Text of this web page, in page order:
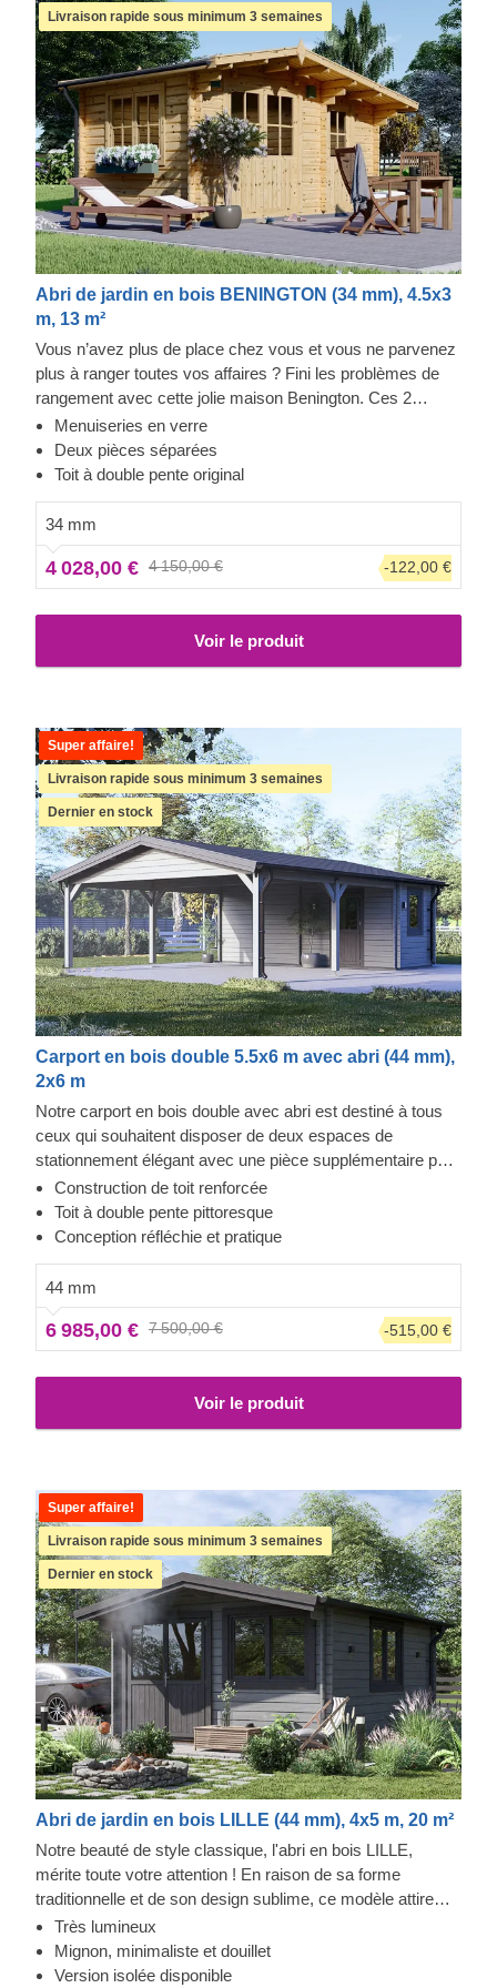
Livraison rapide sous minimum 3 semaines
Abri de jardin en bois BENINGTON (34 mm), 4.5x3
m, 13 m²
Vous n’avez plus de place chez vous et vous ne parvenez
plus à ranger toutes vos affaires ? Fini les problèmes de
rangement avec cette jolie maison Benington. Ces 2
grandes pièces vous permettront de l’aménager comme
bon vous semble. La qualité pour pas cher et en plus, elle
est livrée gratuitement chez vous !
Menuiseries en verre
Deux pièces séparées
Toit à double pente original
34 mm
4 028,00 € 4 150,00 € -122,00 €
Voir le produit
Super affaire!
Livraison rapide sous minimum 3 semaines
Dernier en stock
Carport en bois double 5.5x6 m avec abri (44 mm),
2x6 m
Notre carport en bois double avec abri est destiné à tous
ceux qui souhaitent disposer de deux espaces de
stationnement élégant avec une pièce supplémentaire pour
le rangement ou le repos. Vos voitures seront toujours à
vos côtés, ce qui est très pratique si vous changez vos
pneus ou si vous effectuez des travaux de réparation. Cet
beaucoup d'espace, et une solide protection pour vos
voitures tout au long de la journée ou de la nuit. C'est un
achat que vous ne regretterez pas.
Construction de toit renforcée
Toit à double pente pittoresque
Conception réfléchie et pratique
44 mm
6 985,00 € 7 500,00 € -515,00 €
Voir le produit
Super affaire!
Livraison rapide sous minimum 3 semaines
Dernier en stock
Abri de jardin en bois LILLE (44 mm), 4x5 m, 20 m²
Notre beauté de style classique, l'abri en bois LILLE,
mérite toute votre attention ! En raison de sa forme
traditionnelle et de son design sublime, ce modèle attire
généralement les clients qui apprécient la simplicité et
l'esthétique classique du bois. Cet abri lumineux et
spacieux peut se transformer en bureau à domicile, en
Très lumineux
Mignon, minimaliste et douillet
Version isolée disponible